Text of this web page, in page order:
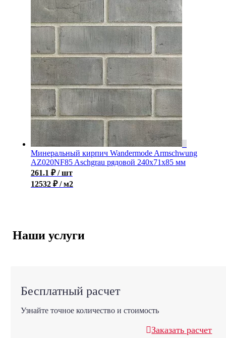
Минеральный кирпич Wandermode Armschwung
AZ020NF85 Aschgrau рядовой 240x71x85 мм
261.1 ₽ / шт
12532 ₽ / м2
Наши услуги
Бесплатный расчет
Узнайте точное количество и стоимость
Заказать расчет